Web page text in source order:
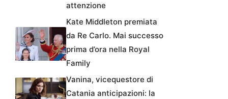
attenzione
Kate Middleton premiata
da Re Carlo. Mai successo
prima d’ora nella Royal
Family
Vanina, vicequestore di
Catania anticipazioni: la